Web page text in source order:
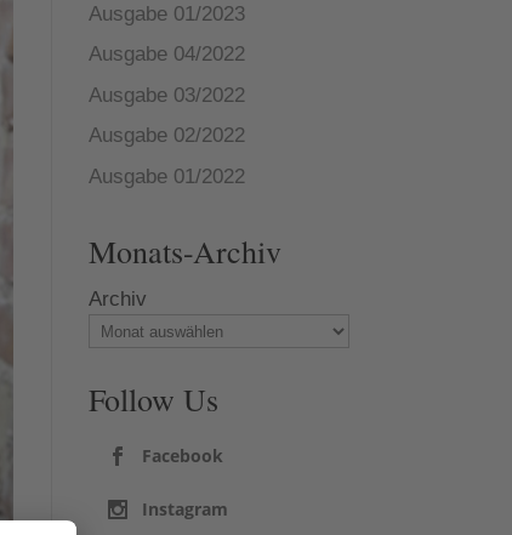
Ausgabe 01/2023
Ausgabe 04/2022
Ausgabe 03/2022
Ausgabe 02/2022
Ausgabe 01/2022
Monats-Archiv
Archiv
Follow Us
Facebook
Instagram